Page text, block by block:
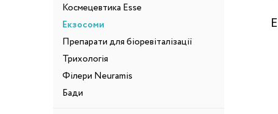
Космецевтика Esse
Екзосоми
Препарати для біоревіталізації
Трихологія
Філери Neuramis
Бади